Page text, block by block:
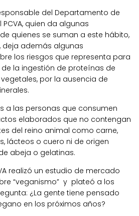
del Departamento de
quien da algunas
quienes se suman a este hábito,
además algunas
los riesgos que representa para
la ingestión de proteínas de
por la ausencia de
a las personas que consumen
elaborados que no contengan
del reino animal como carne,
lácteos o cuero ni de origen
abeja o gelatinas.
realizó un estudio de mercado
“veganismo” y plateó a los
¿La gente tiene pensado
en los próximos años?